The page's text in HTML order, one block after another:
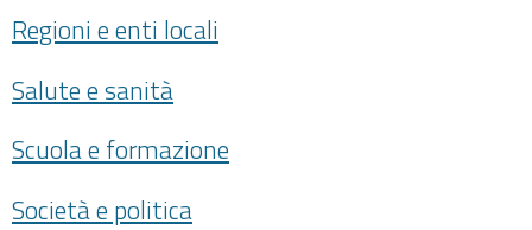
Regioni e enti locali
Salute e sanità
Scuola e formazione
Società e politica